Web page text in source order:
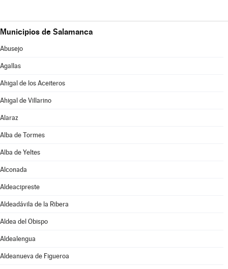
Municipios de Salamanca
Abusejo
Agallas
Ahigal de los Aceiteros
Ahigal de Villarino
Alaraz
Alba de Tormes
Alba de Yeltes
Alconada
Aldeacipreste
Aldeadávila de la Ribera
Aldea del Obispo
Aldealengua
Aldeanueva de Figueroa